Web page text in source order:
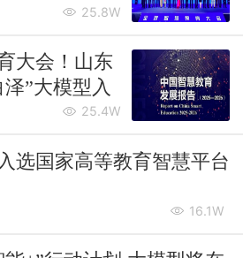
25.8W
大会！山东
”大模型入
发展报告》
25.4W
选国家高等教育智慧平台
16.1W